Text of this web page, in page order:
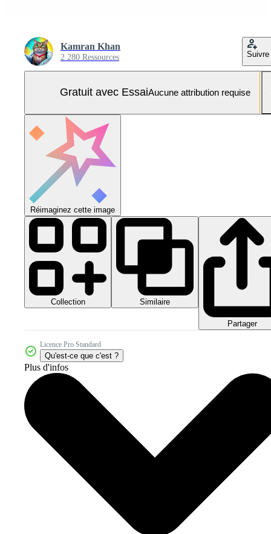
Kamran Khan
2 280 Ressources Suivre
Gratuit avec EssaiAucune attribution requise
Réimaginez cette image
Collection Similaire
Partager
Licence Pro Standard
Qu'est-ce que c'est ?
Plus d'infos